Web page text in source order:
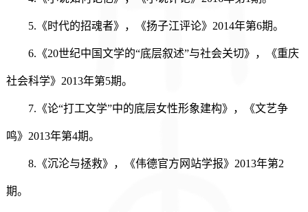
5.《时代的招魂者》，《扬子江评论》2014年第6期。
6.《20世纪中国文学的“底层叙述”与社会关切》，《重庆
社会科学》2013年第5期。
7.《论“打工文学”中的底层女性形象建构》，《文艺争
鸣》2013年第4期。
8.《沉沦与拯救》，《伟德官方网站学报》2013年第2
期。